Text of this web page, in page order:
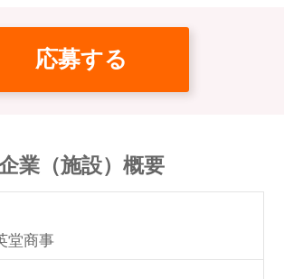
応募する
業（施設）概要
堂商事